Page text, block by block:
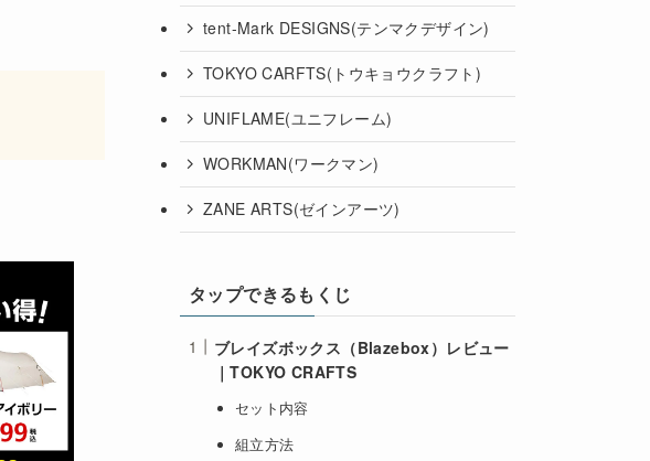
tent-Mark DESIGNS(テンマクデザイン)
TOKYO CARFTS(トウキョウクラフト)
UNIFLAME(ユニフレーム)
WORKMAN(ワークマン)
ZANE ARTS(ゼインアーツ)
タップできるもくじ
ブレイズボックス（Blazebox）レビュー
｜TOKYO CRAFTS
セット内容
組立方法